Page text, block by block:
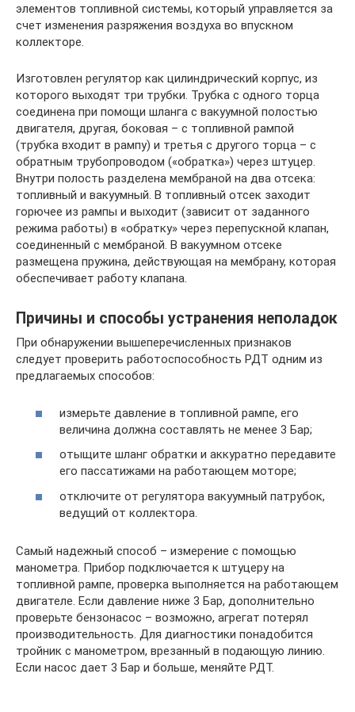
элементов топливной системы, который управляется за
счет изменения разряжения воздуха во впускном
коллекторе.
Изготовлен регулятор как цилиндрический корпус, из
которого выходят три трубки. Трубка с одного торца
соединена при помощи шланга с вакуумной полостью
двигателя, другая, боковая – с топливной рампой
(трубка входит в рампу) и третья с другого торца – с
обратным трубопроводом («обратка») через штуцер.
Внутри полость разделена мембраной на два отсека:
топливный и вакуумный. В топливный отсек заходит
горючее из рампы и выходит (зависит от заданного
режима работы) в «обратку» через перепускной клапан,
соединенный с мембраной. В вакуумном отсеке
размещена пружина, действующая на мембрану, которая
обеспечивает работу клапана.
Причины и способы устранения неполадок
При обнаружении вышеперечисленных признаков
следует проверить работоспособность РДТ одним из
предлагаемых способов:
измерьте давление в топливной рампе, его
величина должна составлять не менее 3 Бар;
отыщите шланг обратки и аккуратно передавите
его пассатижами на работающем моторе;
отключите от регулятора вакуумный патрубок,
ведущий от коллектора.
Самый надежный способ – измерение с помощью
манометра. Прибор подключается к штуцеру на
топливной рампе, проверка выполняется на работающем
двигателе. Если давление ниже 3 Бар, дополнительно
проверьте бензонасос – возможно, агрегат потерял
производительность. Для диагностики понадобится
тройник с манометром, врезанный в подающую линию.
Если насос дает 3 Бар и больше, меняйте РДТ.